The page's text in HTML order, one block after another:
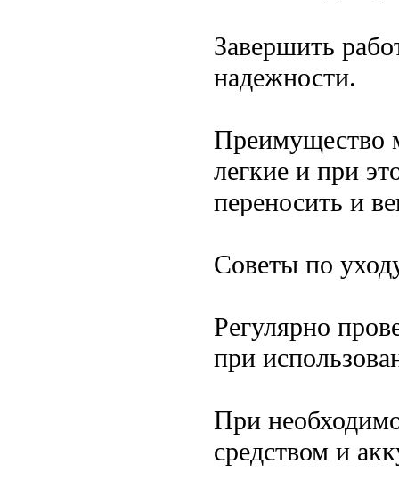
Завершить
надежности.
Преимущество
легкие и при
переносить и
Советы по
Регулярно
при
При
средством и